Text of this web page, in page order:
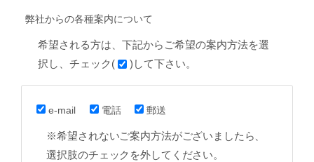
弊社からの各種案内について
希望される方は、下記からご希望の案内方法を選
択し、チェック(
)して下さい。
e-mail 電話 郵送
※希望されないご案内方法がございましたら、
選択肢のチェックを外してください。